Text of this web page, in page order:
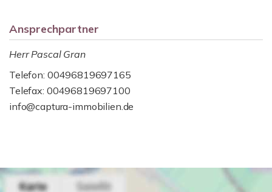
Ansprechpartner
Herr Pascal Gran
Telefon: 00496819697165
Telefax: 00496819697100
info@captura-immobilien.de